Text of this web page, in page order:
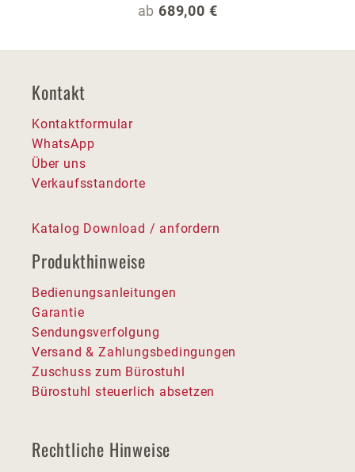
Regulärer Preis:
ab 689,00 €
Kontakt
Kontaktformular
WhatsApp
Über uns
Verkaufsstandorte
Katalog Download / anfordern
Produkthinweise
Bedienungsanleitungen
Garantie
Sendungsverfolgung
Versand & Zahlungsbedingungen
Zuschuss zum Bürostuhl
Bürostuhl steuerlich absetzen
Rechtliche Hinweise